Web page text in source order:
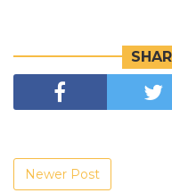
Newer Post